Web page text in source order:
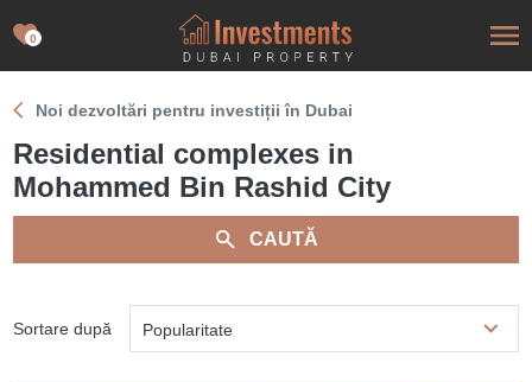
0
Noi dezvoltări pentru investiții în Dubai
Residential complexes in
Mohammed Bin Rashid City
CAUTĂ
Sortare după Popularitate